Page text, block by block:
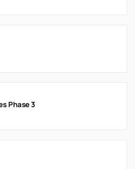
Phase 3